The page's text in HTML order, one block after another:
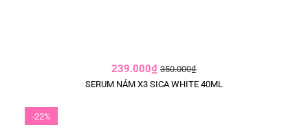
239.000₫ 350.000₫
SERUM NÁM X3 SICA WHITE 40ML
-22%